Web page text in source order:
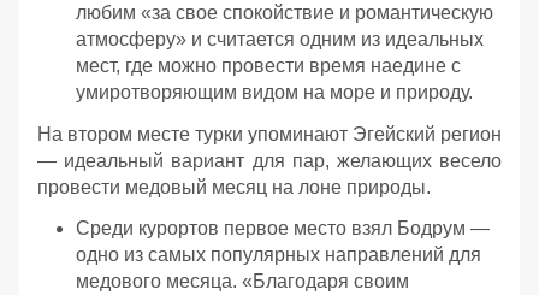
любим «за свое спокойствие и романтическую
атмосферу» и считается одним из идеальных
мест, где можно провести время наедине с
умиротворяющим видом на море и природу.
На втором месте турки упоминают Эгейский регион
— идеальный вариант для пар, желающих весело
провести медовый месяц на лоне природы.
Среди курортов первое место взял Бодрум —
одно из самых популярных направлений для
медового месяца. «Благодаря своим